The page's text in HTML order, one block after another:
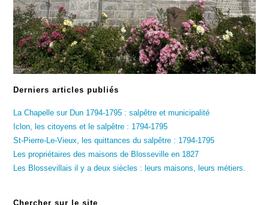
Derniers articles publiés
La Chapelle sur Dun 1794-1795 : salpêtre et municipalité
Iclon, les citoyens et le salpêtre : 1794-1795
St-Pierre-Le-Vieux, les quittances du salpêtre : 1794-1795
Les propriétaires des maisons de Blosseville en 1827
Les Blossevillais il y a deux siècles : leurs maisons, leurs métiers.
Chercher sur le site